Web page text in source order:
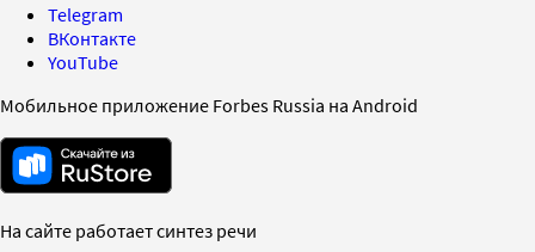
Telegram
ВКонтакте
YouTube
Мобильное приложение Forbes Russia на Android
На сайте работает синтез речи